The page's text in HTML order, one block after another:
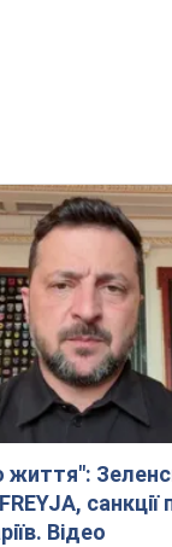
життя":
санкції
Відео